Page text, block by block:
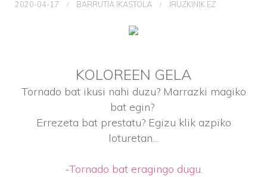
2020-04-17 BARRUTIA IKASTOLA IRUZKINIK EZ
KOLOREEN GELA
Tornado bat ikusi nahi duzu? Marrazki magiko
bat egin?
Errezeta bat prestatu? Egizu klik azpiko
loturetan…
-Tornado bat eragingo dugu.